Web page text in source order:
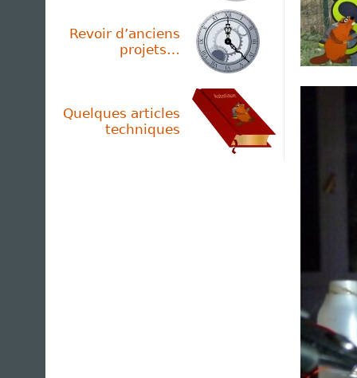
Revoir d’anciens
projets…
Quelques articles
techniques